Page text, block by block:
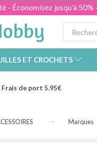
- Économisez jusqu'à 50%
ET CROCHETS
Frais de port 5.95€
Marques